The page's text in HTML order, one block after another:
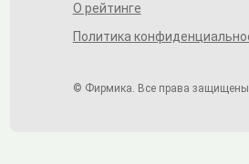
О рейтинге
Политика
© Фирмика. Все права